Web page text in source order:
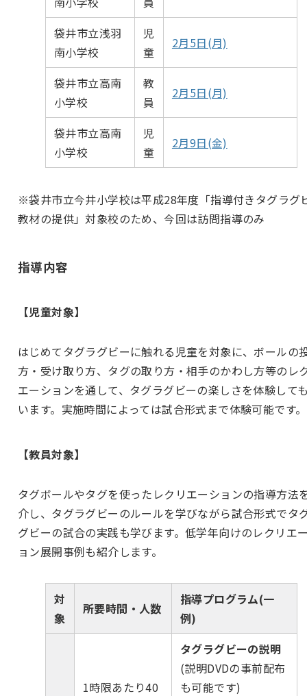
袋井市立浅羽
南小学校
児
童
2月5日(月)
袋井市立高南
小学校
教
員
2月5日(月)
袋井市立高南
小学校
児
童
2月9日(金)
※袋井市立今井小学校は平成28年度「指導付きタグラグ
教材の提供」対象校のため、今回は訪問指導のみ
指導内容
【児童対象】
はじめてタグラグビーに触れる児童を対象に、ボールの
方・受け取り方、タグの取り方・相手のかわし方等のレ
エーションを通して、タグラグビーの楽しさを体験して
います。実施時間によっては試合形式まで体験可能です。
【教員対象】
タグボールやタグを使ったレクリエーションの指導方法
介し、タグラグビーのルールを学びながら試合形式でタ
グビーの試合の実践も学びます。低学年向けのレクリエ
ョン展開事例も紹介します。
対
象
所要時間・人数
指導プログラム(一
例)
1時限あたり40
タグラグビーの説明
(説明DVDの事前配布
も可能です)